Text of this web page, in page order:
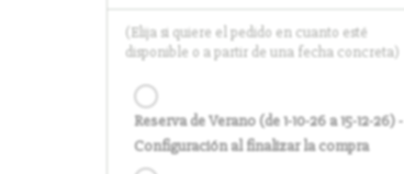
(Elija si quiere el pedido en cuanto esté
disponible o a partir de una fecha concreta)
Reserva de Verano (de 1-10-26 a 15-12-26) -
Configuración al finalizar la compra